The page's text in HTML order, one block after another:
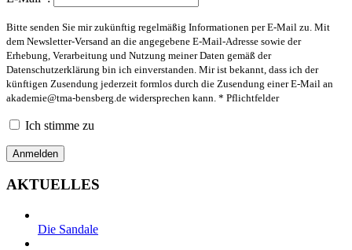
Bitte senden Sie mir zukünftig regelmäßig Informationen per E-Mail zu. Mit
dem Newsletter-Versand an die angegebene E-Mail-Adresse sowie der
Erhebung, Verarbeitung und Nutzung meiner Daten gemäß der
Datenschutzerklärung bin ich einverstanden. Mir ist bekannt, dass ich der
künftigen Zusendung jederzeit formlos durch die Zusendung einer E-Mail an
akademie@tma-bensberg.de widersprechen kann. * Pflichtfelder
Ich stimme zu
AKTUELLES
Die Sandale